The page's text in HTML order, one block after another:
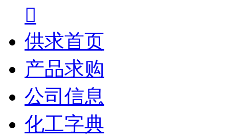

供求首页
产品求购
公司信息
化工字典